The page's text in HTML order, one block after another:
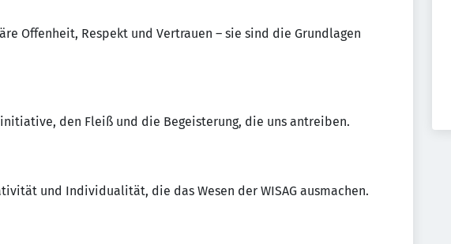
Offenheit, Respekt und Vertrauen – sie sind die Grundlagen
den Fleiß und die Begeisterung, die uns antreiben.
und Individualität, die das Wesen der WISAG ausmachen.